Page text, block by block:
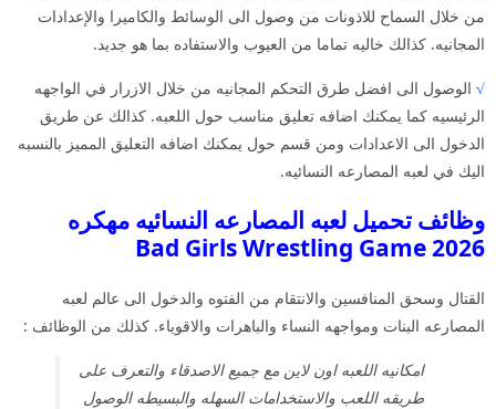
من خلال السماح للاذونات من وصول الى الوسائط والكاميرا والإعدادات
المجانيه. كذالك خاليه تماما من العيوب والاستفاده بما هو جديد.
√ الوصول الى افضل طرق التحكم المجانيه من خلال الازرار في الواجهه
الرئيسيه كما يمكنك اضافه تعليق مناسب حول اللعبه. كذالك عن طريق
الدخول الى الاعدادات ومن قسم حول يمكنك اضافه التعليق المميز بالنسبه
اليك في لعبه المصارعه النسائيه.
وظائف تحميل لعبه المصارعه النسائيه مهكره
2026 Bad Girls Wrestling Game
القتال وسحق المنافسين والانتقام من الفتوه والدخول الى عالم لعبه
المصارعه البنات ومواجهه النساء والباهرات والاقوياء. كذلك من الوظائف :
امكانيه اللعبه اون لاين مع جميع الاصدقاء والتعرف على
طريقه اللعب والاستخدامات السهله والبسيطه الوصول